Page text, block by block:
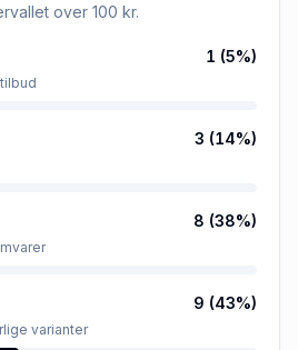
over 100 kr.
1 (5%)
3 (14%)
8 (38%)
varianter
9 (43%)